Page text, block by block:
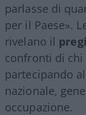
parlasse di
per il Paese».
rivelano il
confronti di chi
partecipando
nazionale,
occupazione.